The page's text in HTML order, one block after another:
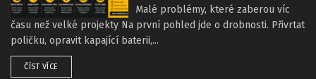
Malé problémy, které zaberou víc
času než velké projekty Na první pohled jde o drobnosti. Přivrtat
poličku, opravit kapající baterii,...
ČÍST VÍCE